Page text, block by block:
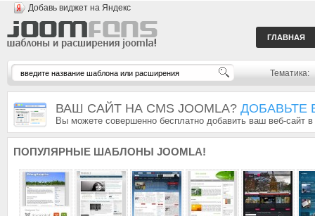
Добавь виджет на Яндекс
ГЛАВНАЯ
Тематика:
ВАШ САЙТ НА CMS JOOMLA? ДОБАВЬТЕ
Вы можете совершенно бесплатно добавить ваш веб-сайт
ПОПУЛЯРНЫЕ ШАБЛОНЫ JOOMLA!